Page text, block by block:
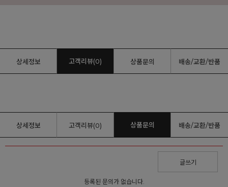
상세정보 고객리뷰(0) 상품문의 배송/교환/반품
상세정보 고객리뷰(0) 상품문의 배송/교환/반품
글쓰기
등록된 문의가 없습니다.